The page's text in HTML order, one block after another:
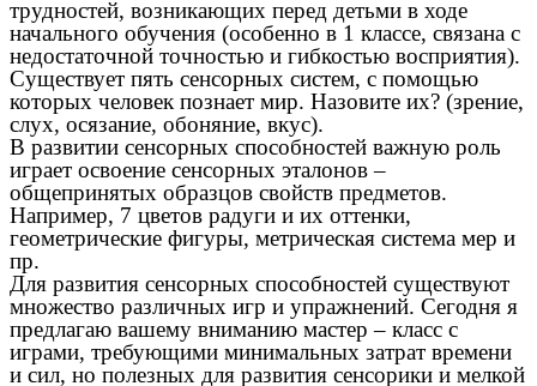
трудностей, возникающих перед детьми в ходе
начального обучения (особенно в 1 классе, связана с
недостаточной точностью и гибкостью восприятия).
Существует пять сенсорных систем, с помощью
которых человек познает мир. Назовите их? (зрение,
слух, осязание, обоняние, вкус).
В развитии сенсорных способностей важную роль
играет освоение сенсорных эталонов –
общепринятых образцов свойств предметов.
Например, 7 цветов радуги и их оттенки,
геометрические фигуры, метрическая система мер и
пр.
Для развития сенсорных способностей существуют
множество различных игр и упражнений. Сегодня я
предлагаю вашему вниманию мастер – класс с
играми, требующими минимальных затрат времени
и сил, но полезных для развития сенсорики и мелкой